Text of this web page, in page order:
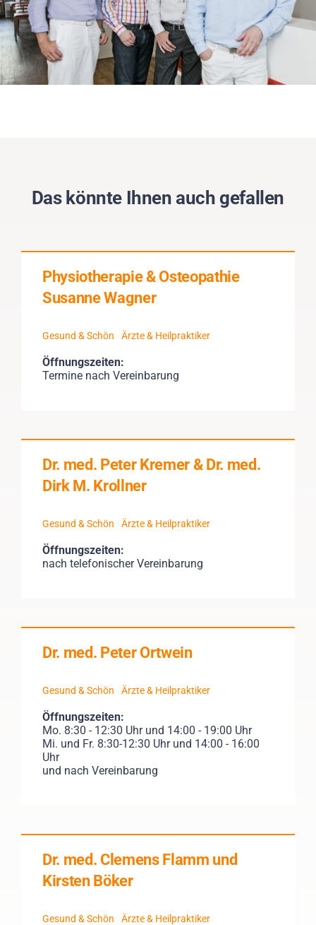
Das könnte Ihnen auch gefallen
Physiotherapie & Osteopathie
Susanne Wagner
Gesund & Schön Ärzte & Heilpraktiker
Öffnungszeiten:
Termine nach Vereinbarung
Dr. med. Peter Kremer & Dr. med.
Dirk M. Krollner
Gesund & Schön Ärzte & Heilpraktiker
Öffnungszeiten:
nach telefonischer Vereinbarung
Dr. med. Peter Ortwein
Gesund & Schön Ärzte & Heilpraktiker
Öffnungszeiten:
Mo. 8:30 - 12:30 Uhr und 14:00 - 19:00 Uhr
Mi. und Fr. 8:30-12:30 Uhr und 14:00 - 16:00
Uhr
und nach Vereinbarung
Dr. med. Clemens Flamm und
Kirsten Böker
Gesund & Schön Ärzte & Heilpraktiker